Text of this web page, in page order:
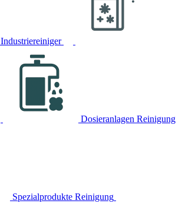
Industriereiniger
Dosieranlagen Reinigung
Spezialprodukte Reinigung